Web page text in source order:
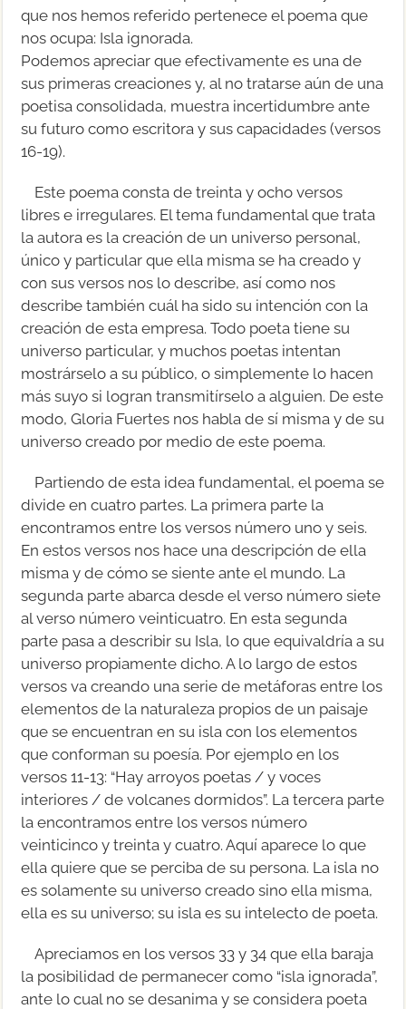
que nos hemos referido pertenece el poema que
nos ocupa: Isla ignorada.
Podemos apreciar que efectivamente es una de
sus primeras creaciones y, al no tratarse aún de una
poetisa consolidada, muestra incertidumbre ante
su futuro como escritora y sus capacidades (versos
16-19).
Este poema consta de treinta y ocho versos
libres e irregulares. El tema fundamental que trata
la autora es la creación de un universo personal,
único y particular que ella misma se ha creado y
con sus versos nos lo describe, así como nos
describe también cuál ha sido su intención con la
creación de esta empresa. Todo poeta tiene su
universo particular, y muchos poetas intentan
mostrárselo a su público, o simplemente lo hacen
más suyo si logran transmitírselo a alguien. De este
modo, Gloria Fuertes nos habla de sí misma y de su
universo creado por medio de este poema.
Partiendo de esta idea fundamental, el poema se
divide en cuatro partes. La primera parte la
encontramos entre los versos número uno y seis.
En estos versos nos hace una descripción de ella
misma y de cómo se siente ante el mundo. La
segunda parte abarca desde el verso número siete
al verso número veinticuatro. En esta segunda
parte pasa a describir su Isla, lo que equivaldría a su
universo propiamente dicho. A lo largo de estos
versos va creando una serie de metáforas entre los
elementos de la naturaleza propios de un paisaje
que se encuentran en su isla con los elementos
que conforman su poesía. Por ejemplo en los
versos 11-13: “Hay arroyos poetas / y voces
interiores / de volcanes dormidos”. La tercera parte
la encontramos entre los versos número
veinticinco y treinta y cuatro. Aquí aparece lo que
ella quiere que se perciba de su persona. La isla no
es solamente su universo creado sino ella misma,
ella es su universo; su isla es su intelecto de poeta.
Apreciamos en los versos 33 y 34 que ella baraja
la posibilidad de permanecer como “isla ignorada”,
ante lo cual no se desanima y se considera poeta